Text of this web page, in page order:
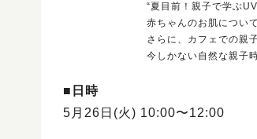
“夏目前！親子で学ぶ
赤ちゃんのお肌につい
さらに、カフェでの親
今しかない自然な親子
■ 日時
5月26日(火) 10:00〜12:00